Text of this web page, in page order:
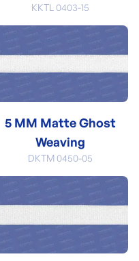
KKTL 0403-15
5 MM Matte Ghost
Weaving
DKTM 0450-05